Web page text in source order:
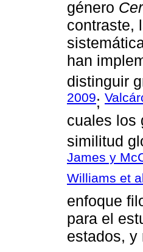
género
contraste,
han
distinguir
2009;
cuales los
similitud
James y
Williams et
enfoque
para el
estados, y